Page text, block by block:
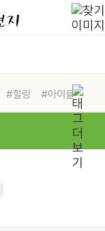
#힐링
#아이들